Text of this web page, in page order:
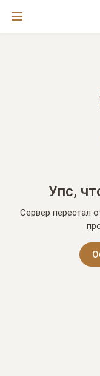
Упс,
Сервер перестал